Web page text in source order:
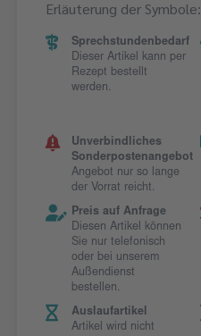
Erläuterung der Symbole:
Sprechstundenbedarf
Dieser Artikel kann per
Rezept bestellt
werden.
Unverbindliches
Sonderpostenangebot
Angebot nur so lange
der Vorrat reicht.
Preis auf Anfrage
Diesen Artikel können
Sie nur telefonisch
oder bei unserem
Außendienst
bestellen.
Auslaufartikel
Artikel wird nicht